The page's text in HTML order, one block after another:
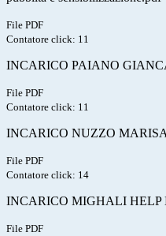
File PDF
Contatore click: 11
INCARICO PAIANO
File PDF
Contatore click: 11
INCARICO NUZZO
File PDF
Contatore click: 14
INCARICO MIGHALI HELP
File PDF